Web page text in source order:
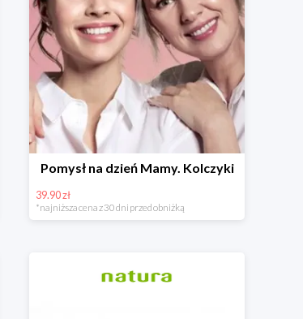
Pomysł na dzień Mamy. Kolczyki
39.90 zł
*najniższa cena z 30 dni przed obniżką